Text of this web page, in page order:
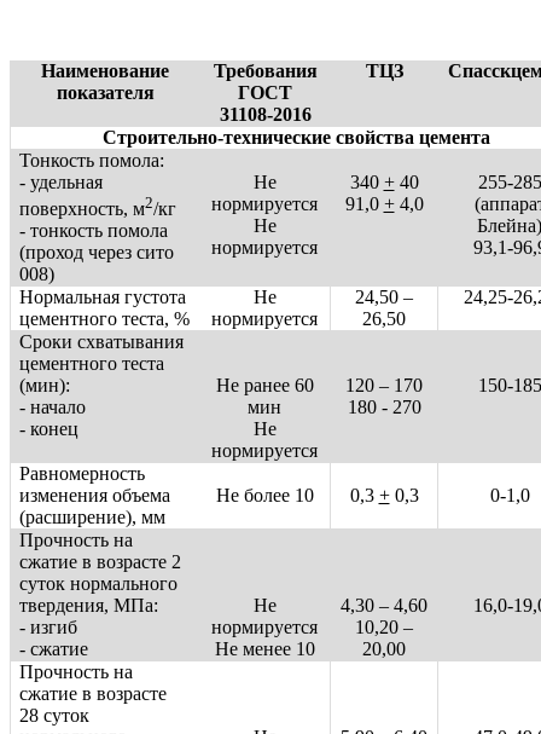
Наименование
показателя
Требования
ГОСТ
31108-2016
ТЦЗ
Строительно-технические свойства цемента
Тонкость помола:
- удельная
поверхность, м2/кг
- тонкость помола
(проход через сито
008)
Не
нормируется
Не
нормируется
340 +40
91,0 +4,0
255-285
Блейна)
93,1-
Нормальная густота
цементного теста, %
Не
нормируется
24,50 –
26,50
24,25-
Сроки схватывания
цементного теста
(мин):
- начало
- конец
Не ранее 60
мин
Не
нормируется
120 – 170
180 - 270
150-185
Равномерность
изменения объема
(расширение), мм
Не более 10 0,3 +0,3 0-1,0
Прочность на
сжатие в возрасте 2
суток нормального
твердения, МПа:
- изгиб
- сжатие
Не
нормируется
Не менее 10
4,30 – 4,60
10,20 –
20,00
16,0-
Прочность на
сжатие в возрасте
28 суток